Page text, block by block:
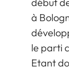
à
le parti
Etant